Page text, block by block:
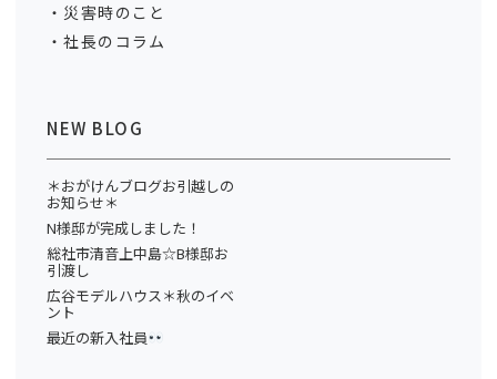
災害時のこと
社長のコラム
NEW BLOG
＊おがけんブログお引越しの
お知らせ＊
N様邸が完成しました！
総社市清音上中島☆B様邸お
引渡し
広谷モデルハウス＊秋のイベ
ント
最近の新入社員